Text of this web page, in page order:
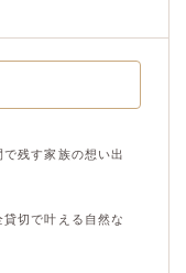
残す家族の想い出
切で叶える自然な